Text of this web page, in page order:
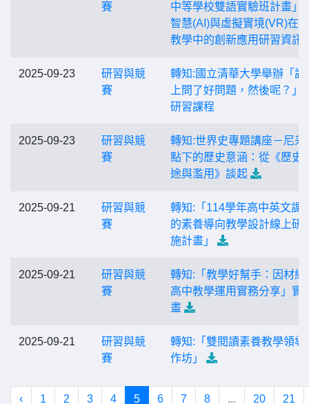
賽
中等學校雙語實驗班計畫」
智慧(AI)與虛擬實境(VR)在
教學中的創新應用研習資訊
2025-09-23
研習與競
賽
轉知:國立清華大學舉辦「課
上問了好問題，然後呢？」
研習課程
2025-09-23
研習與競
賽
轉知:世界史專題講座－尼采
點下的歷史意涵：從《歷史
途與濫用》談起
2025-09-21
研習與競
賽
轉知:「114學年高中英文課
的素養導向教學設計線上研
施計畫」
2025-09-21
研習與競
賽
轉知:「教學好幫手：因材網
高中教學運用實務分享」實
畫
2025-09-21
研習與競
賽
轉知:「雙閱讀素養教學領導
作坊」
‹ 1 2 3 4 5 6 7 8 ... 20 21